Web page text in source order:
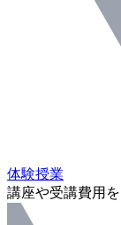
体験授業
講座や受講費用